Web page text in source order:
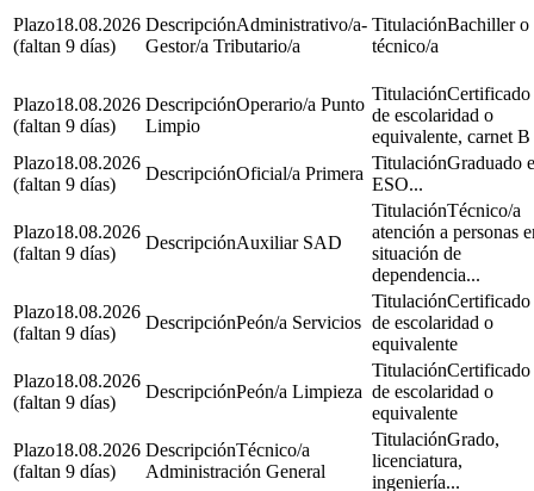
18.08.2026
(faltan 9 días)
Administrativo/a-
Gestor/a Tributario/a
Bachiller o
técnico/a
18.08.2026
(faltan 9 días)
Operario/a Punto
Limpio
Certificado
de escolaridad o
equivalente, carnet B
18.08.2026
(faltan 9 días)
Oficial/a Primera
Graduado
ESO...
18.08.2026
(faltan 9 días)
Auxiliar SAD
Técnico/a
atención a personas
situación de
dependencia...
18.08.2026
(faltan 9 días)
Peón/a Servicios
Certificado
de escolaridad o
equivalente
18.08.2026
(faltan 9 días)
Peón/a Limpieza
Certificado
de escolaridad o
equivalente
18.08.2026
(faltan 9 días)
Técnico/a
Administración General
Grado,
licenciatura,
ingeniería...